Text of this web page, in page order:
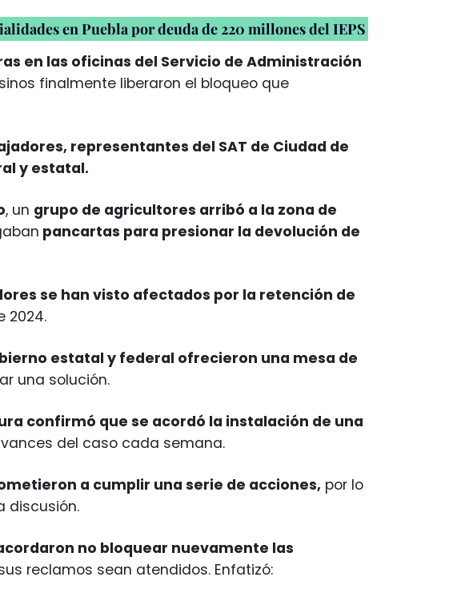
en Puebla por deuda de 220 millones del IEPS
en las oficinas del Servicio de Administración
finalmente liberaron el bloqueo que
representantes del SAT de Ciudad de
y estatal.
, un grupo de agricultores arribó a la zona de
pancartas para presionar la devolución de
se han visto afectados por la retención de
2024.
estatal y federal ofrecieron una mesa de
una solución.
confirmó que se acordó la instalación de una
del caso cada semana.
a cumplir una serie de acciones, por lo
discusión.
no bloquear nuevamente las
reclamos sean atendidos. Enfatizó: